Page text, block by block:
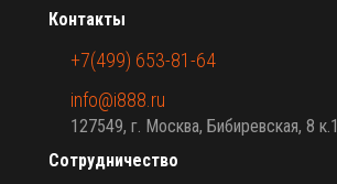
Сотрудничество
Контакты
+7(499) 653-81-64
info@i888.ru
127549, г. Москва, Бибиревская, 8 к.1